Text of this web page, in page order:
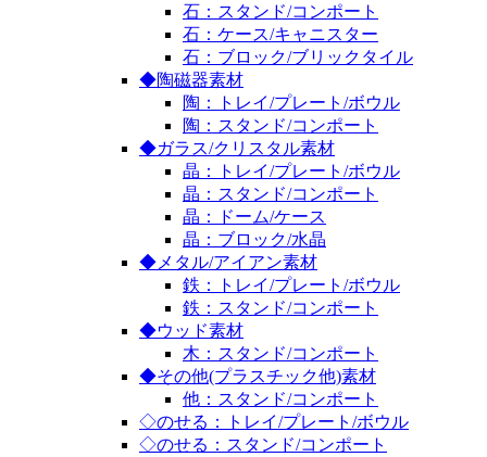
石：スタンド/コンポート
石：ケース/キャニスター
石：ブロック/ブリックタイル
◆陶磁器素材
陶：トレイ/プレート/ボウル
陶：スタンド/コンポート
◆ガラス/クリスタル素材
晶：トレイ/プレート/ボウル
晶：スタンド/コンポート
晶：ドーム/ケース
晶：ブロック/水晶
◆メタル/アイアン素材
鉄：トレイ/プレート/ボウル
鉄：スタンド/コンポート
◆ウッド素材
木：スタンド/コンポート
◆その他(プラスチック他)素材
他：スタンド/コンポート
◇のせる：トレイ/プレート/ボウル
◇のせる：スタンド/コンポート